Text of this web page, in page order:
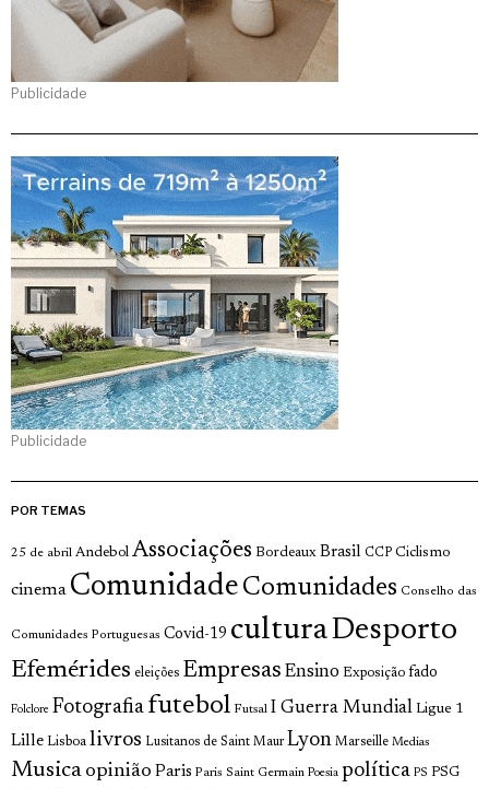
Publicidade
Publicidade
POR TEMAS
25 de abril Andebol Associações Bordeaux Brasil CCP Ciclismo
cinema Comunidade Comunidades Conselho das
Comunidades Portuguesas Covid-19 culturaDesporto
Efemérides eleições Empresas Ensino Exposição fado
Folclore Fotografia futebol Futsal I Guerra Mundial Ligue 1
Lille Lisboa livros Lusitanos de Saint Maur Lyon Marseille Medias
Musica opinião Paris Paris Saint Germain Poesia política PS PSG